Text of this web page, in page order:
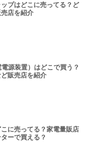
プはどこに売ってる？ど
店を紹介
源装置）はどこで買う？
販売店を紹介
に売ってる？家電量販店
ーで買える？